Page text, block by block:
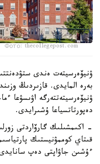
Фото: thecollegepost.com
ۋنيۆەرسيتەت ەندى
بەرە المايدى. قازىردىڭ
ۋنيۆەرسيتەتتەرگە اۋىسۋعا
دەپورتاتسياعا ۇشىرايدى.
- اكىمشىلىك گارۆاردتى
قىتاي كوممۋنيستىك
ءۇشىن جاۋاپتى دەپ